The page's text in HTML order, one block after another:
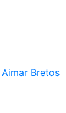
Bretos